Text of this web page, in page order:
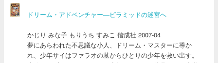
ドリーム・アドベンチャー―ピラミッドの迷宮へ
かじり みな子 もりうち すみこ 偕成社 2007-04
夢にあらわれた不思議な小人、ドリーム・マスターに導か
れ、少年サイはファラオの墓からひとりの少年を救い出す。